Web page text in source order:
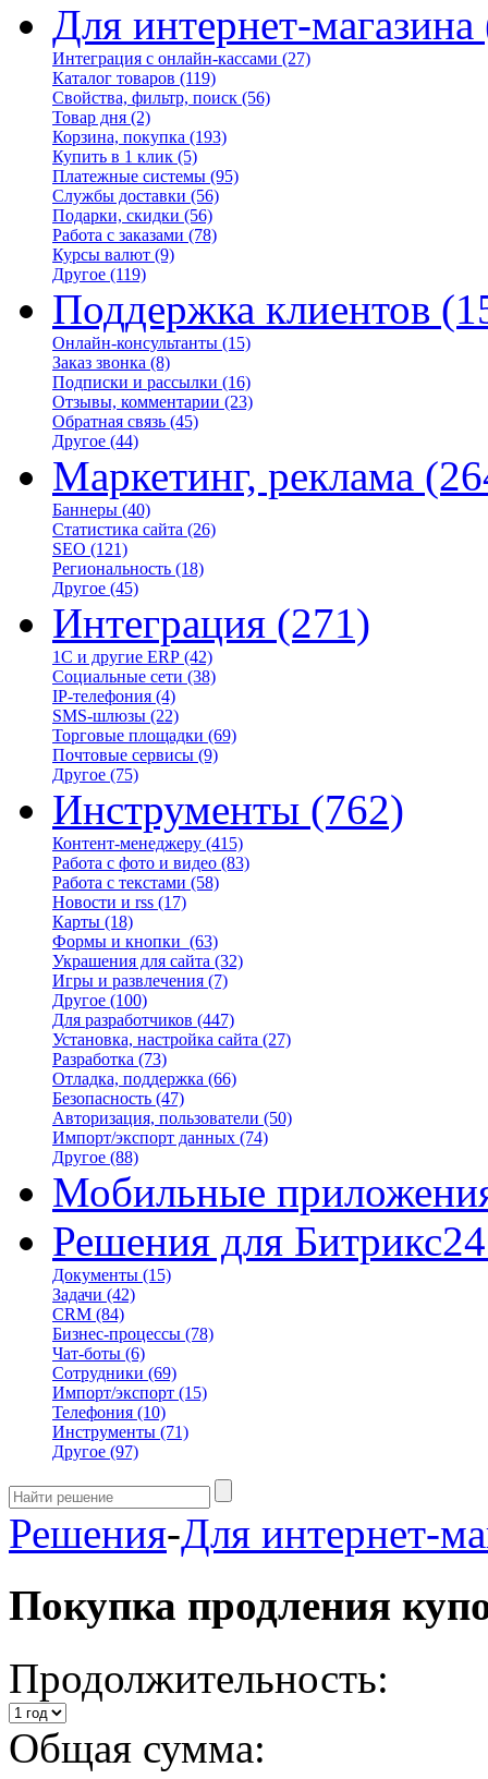
Для интернет-магазина
Интеграция с онлайн-кассами (27)
Каталог товаров (119)
Свойства, фильтр, поиск (56)
Товар дня (2)
Корзина, покупка (193)
Купить в 1 клик (5)
Платежные системы (95)
Службы доставки (56)
Подарки, скидки (56)
Работа с заказами (78)
Курсы валют (9)
Другое (119)
Поддержка клиентов
Онлайн-консультанты (15)
Заказ звонка (8)
Подписки и рассылки (16)
Отзывы, комментарии (23)
Обратная связь (45)
Другое (44)
Маркетинг, реклама
Баннеры (40)
Статистика сайта (26)
SEO (121)
Региональность (18)
Другое (45)
Интеграция (271)
1С и другие ERP (42)
Социальные сети (38)
IP-телефония (4)
SMS-шлюзы (22)
Торговые площадки (69)
Почтовые сервисы (9)
Другое (75)
Инструменты (762)
Контент-менеджеру (415)
Работа с фото и видео (83)
Работа с текстами (58)
Новости и rss (17)
Карты (18)
Формы и кнопки (63)
Украшения для сайта (32)
Игры и развлечения (7)
Другое (100)
Для разработчиков (447)
Установка, настройка сайта (27)
Разработка (73)
Отладка, поддержка (66)
Безопасность (47)
Авторизация, пользователи (50)
Импорт/экспорт данных (74)
Другое (88)
Мобильные
Решения для Битрикс24
Документы (15)
Задачи (42)
CRM (84)
Бизнес-процессы (78)
Чат-боты (6)
Сотрудники (69)
Импорт/экспорт (15)
Телефония (10)
Инструменты (71)
Другое (97)
Решения-Для интернет-
Покупка продления
Продолжительность:
Общая сумма: